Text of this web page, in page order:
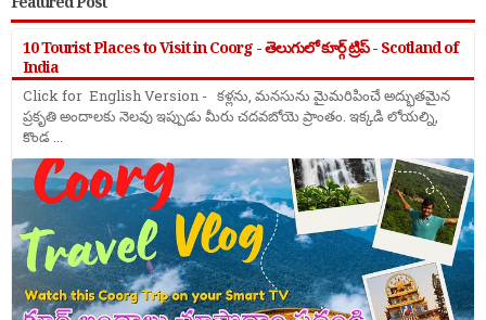
10 Tourist Places to Visit in Coorg - తెలుగులో కూర్గ్ ట్రిప్ - Scotland of
India
Click for English Version - కళ్లను, మనసును మైమరిపించే అద్భుతమైన
ప్రకృతి అందాలకు నెలవు ఇప్పుడు మీరు చదవబోయె ప్రాంతం. ఇక్కడి లోయల్ని,
కొండ ...